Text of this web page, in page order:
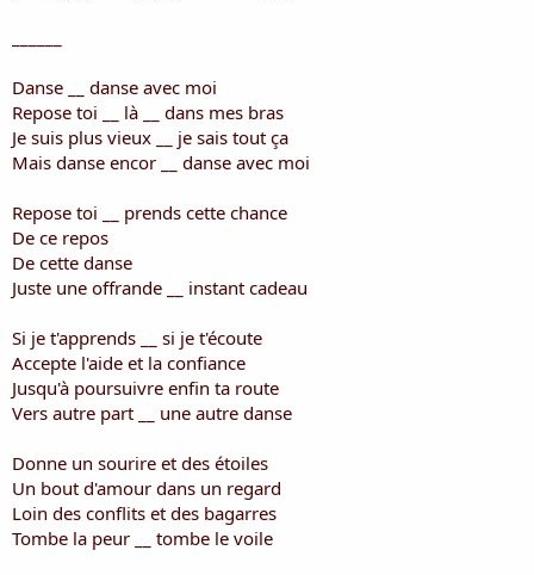
Danse __ danse avec moi
Repose toi __ là __ dans mes bras
Je suis plus vieux __ je sais tout ça
Mais danse encor __ danse avec moi
Repose toi __ prends cette chance
De ce repos
De cette danse
Juste une offrande __ instant cadeau
Si je t'apprends __ si je t'écoute
Accepte l'aide et la confiance
Jusqu'à poursuivre enfin ta route
Vers autre part __ une autre danse
Donne un sourire et des étoiles
Un bout d'amour dans un regard
Loin des conflits et des bagarres
Tombe la peur __ tombe le voile